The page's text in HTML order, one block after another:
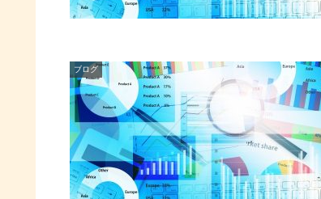
ブログ